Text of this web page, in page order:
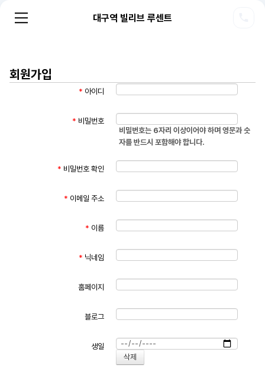
대구역 빌리브 루센트
회원가입
* 아이디
* 비밀번호
비밀번호는 6자리 이상이어야 하며 영문과 숫
자를 반드시 포함해야 합니다.
* 비밀번호 확인
* 이메일 주소
* 이름
* 닉네임
홈페이지
블로그
생일